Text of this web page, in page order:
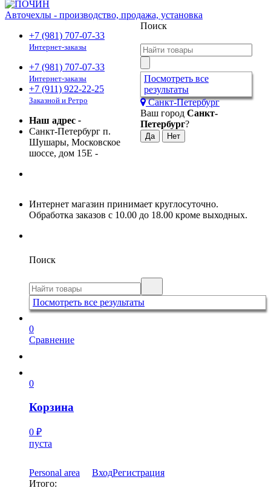
Авточехлы - производство, продажа, установка
+7 (981) 707-07-33
Интернет-заказы
+7 (981) 707-07-33
Интернет-заказы
+7 (911) 922-22-25
Заказной и Ретро
Наш адрес -
Санкт-Петербург п.
Шушары, Московское
шоссе, дом 15Е -
Поиск
Посмотреть все
результаты
Санкт-Петербург
Ваш город Санкт-
Петербург?
Интернет магазин принимает круглосуточно.
Обработка заказов с 10.00 до 18.00 кроме выходных.
Поиск
Посмотреть все результаты
0
Сравнение
0
Корзина
0 ₽
пуста
Personal area ВходРегистрация
Итого: